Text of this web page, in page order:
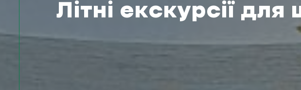
Літні екскурсії для